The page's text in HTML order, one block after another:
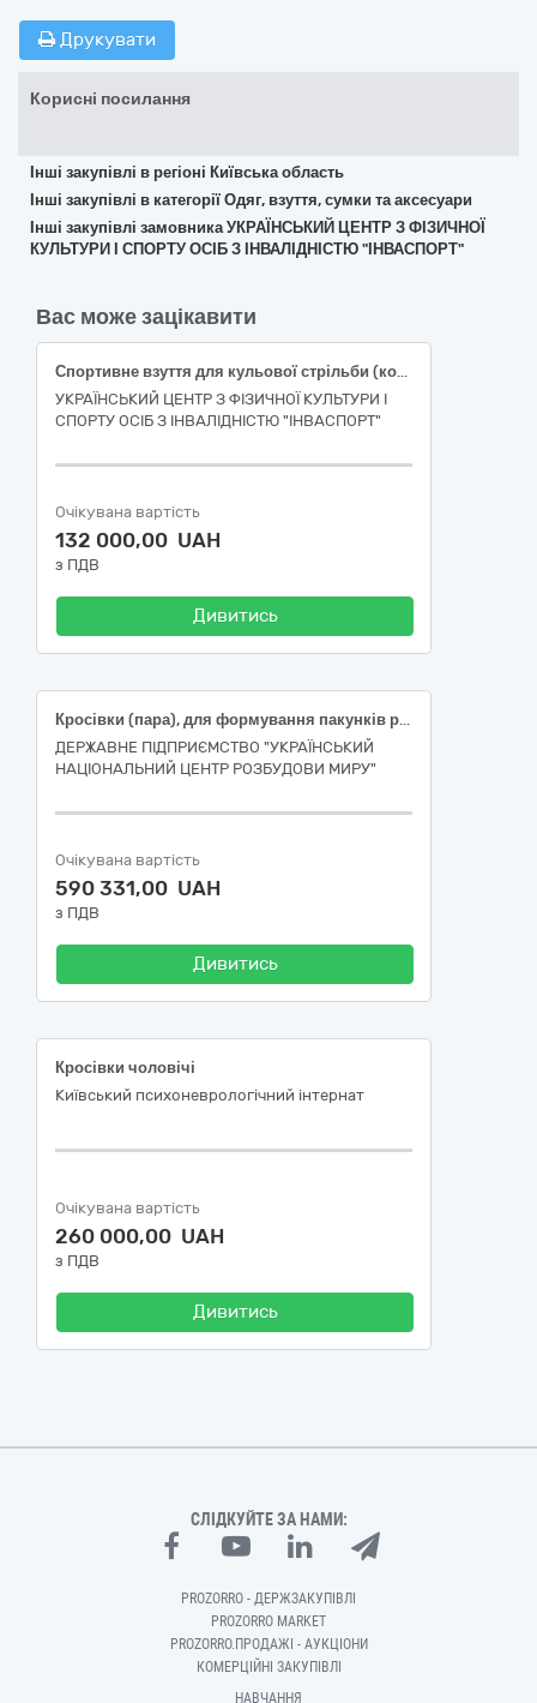
Друкувати
Корисні посилання
Інші закупівлі в регіоні Київська область
Інші закупівлі в категорії Одяг, взуття, сумки та аксесуари
Інші закупівлі замовника УКРАЇНСЬКИЙ ЦЕНТР З ФІЗИЧНОЇ
КУЛЬТУРИ І СПОРТУ ОСІБ З ІНВАЛІДНІСТЮ "ІНВАСПОРТ"
Вас може зацікавити
Спортивне взуття для кульової стрільби (код ДК 021:2015 – 18820000-3 "Спортивне взуття")
УКРАЇНСЬКИЙ ЦЕНТР З ФІЗИЧНОЇ КУЛЬТУРИ І
СПОРТУ ОСІБ З ІНВАЛІДНІСТЮ "ІНВАСПОРТ"
Очікувана вартість
132 000,00 UAH
з ПДВ
Дивитись
Кросівки (пара), для формування пакунків речами для задоволення основних (базових) потреб осіб, які були позбавлені свободи внаслідок збройної агресії російської федерації проти України, після їх звільнення для забезпечення проведення протокольного заходу
ДЕРЖАВНЕ ПІДПРИЄМСТВО "УКРАЇНСЬКИЙ
НАЦІОНАЛЬНИЙ ЦЕНТР РОЗБУДОВИ МИРУ"
Очікувана вартість
590 331,00 UAH
з ПДВ
Дивитись
Кросівки чоловічі
Київський психоневрологічний інтернат
Очікувана вартість
260 000,00 UAH
з ПДВ
Дивитись
СЛІДКУЙТЕ ЗА НАМИ:
PROZORRO - ДЕРЖЗАКУПІВЛІ
PROZORRO MARKET
PROZORRO.ПРОДАЖІ - АУКЦІОНИ
КОМЕРЦІЙНІ ЗАКУПІВЛІ
НАВЧАННЯ